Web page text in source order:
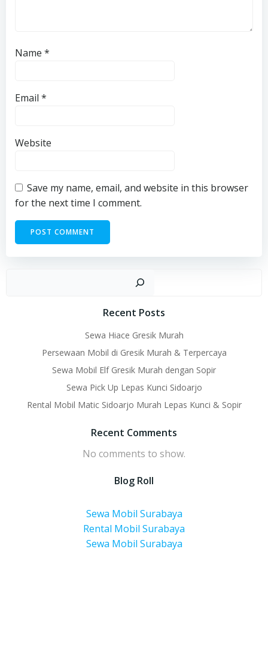
Name *
Email *
Website
Save my name, email, and website in this browser
for the next time I comment.
Recent Posts
Sewa Hiace Gresik Murah
Persewaan Mobil di Gresik Murah & Terpercaya
Sewa Mobil Elf Gresik Murah dengan Sopir
Sewa Pick Up Lepas Kunci Sidoarjo
Rental Mobil Matic Sidoarjo Murah Lepas Kunci & Sopir
Recent Comments
No comments to show.
Blog Roll
Sewa Mobil Surabaya
Rental Mobil Surabaya
Sewa Mobil Surabaya